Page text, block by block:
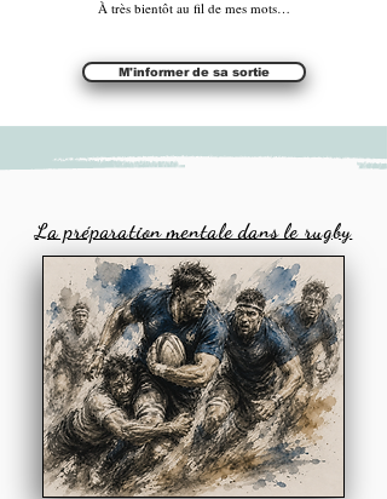
À très bientôt au fil de mes mots…
M'informer de sa sortie
La préparation mentale dans le rugby